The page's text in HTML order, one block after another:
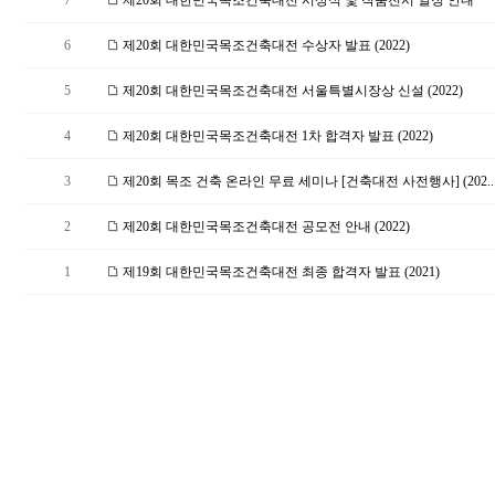
6 제20회 대한민국목조건축대전 수상자 발표 (2022)
5 제20회 대한민국목조건축대전 서울특별시장상 신설 (2022)
4 제20회 대한민국목조건축대전 1차 합격자 발표 (2022)
3 제20회 목조 건축 온라인 무료 세미나 [건축대전 사전행사] (202..
2 제20회 대한민국목조건축대전 공모전 안내 (2022)
1 제19회 대한민국목조건축대전 최종 합격자 발표 (2021)